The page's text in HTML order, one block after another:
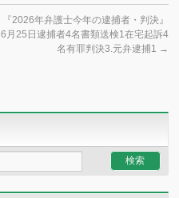
『2026年弁護士今年の逮捕者・判決』
6月25日逮捕者4名書類送検1在宅起訴4
名有罪判決3.元弁逮捕1 →